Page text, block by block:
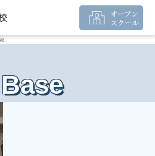
オープン
スクール